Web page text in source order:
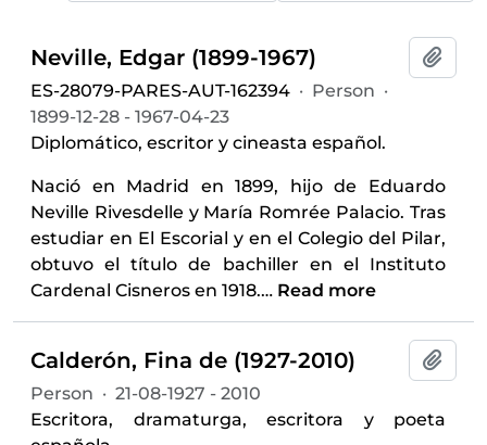
Neville, Edgar (1899-1967)
ES-28079-PARES-AUT-162394 · Person ·
1899-12-28 - 1967-04-23
Diplomático, escritor y cineasta español.
Nació en Madrid en 1899, hijo de Eduardo
Neville Rivesdelle y María Romrée Palacio. Tras
estudiar en El Escorial y en el Colegio del Pilar,
obtuvo el título de bachiller en el Instituto
Cardenal Cisneros en 1918.… Read more
Calderón, Fina de (1927-2010)
Person · 21-08-1927 - 2010
Escritora, dramaturga, escritora y poeta